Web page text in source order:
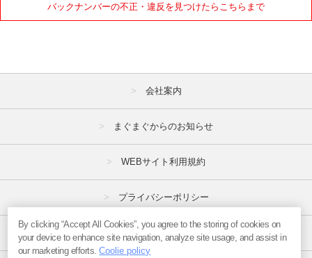
バックナンバーの不正・違反を見つけたらこちらまで
会社案内
まぐまぐからのお知らせ
WEBサイト利用規約
プライバシーポリシー
特定商取引法
By clicking “Accept All Cookies”, you agree to the storing of cookies on
your device to enhance site navigation, analyze site usage, and assist in
our marketing efforts.Coolie policy